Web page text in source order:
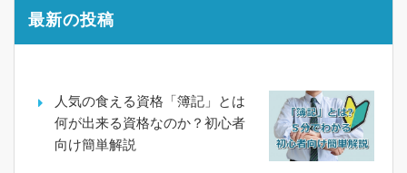
最新の投稿
人気の食える資格「簿記」とは
何が出来る資格なのか？初心者
向け簡単解説